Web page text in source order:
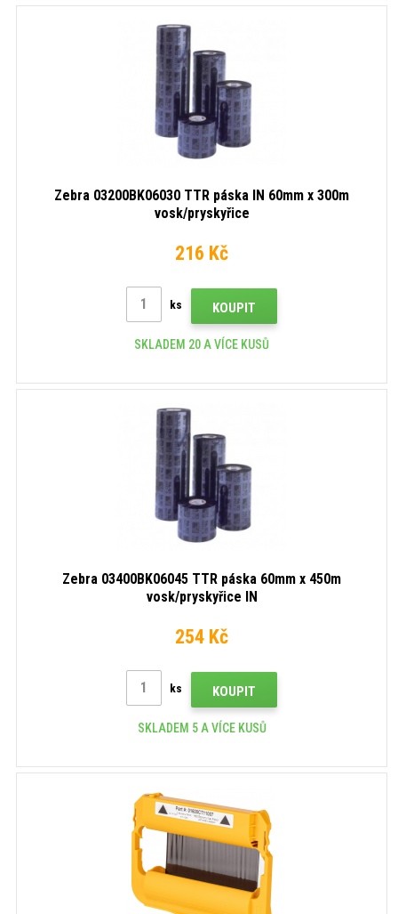
Zebra 03200BK06030 TTR páska IN 60mm x 300m
vosk/pryskyřice
216 Kč
ks KOUPIT
SKLADEM 20 A VÍCE KUSŮ
Zebra 03400BK06045 TTR páska 60mm x 450m
vosk/pryskyřice IN
254 Kč
ks KOUPIT
SKLADEM 5 A VÍCE KUSŮ